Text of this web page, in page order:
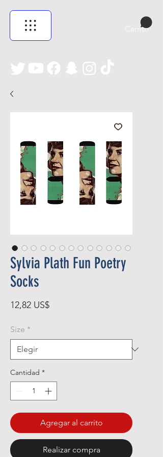
Carrito
Sylvia Plath Fun Poetry
Socks
12,82 US$Precio
Size *
Cantidad *
Agregar al carrito
Realizar compra